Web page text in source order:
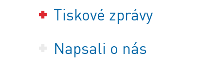
Tiskové zprávy
Napsali o nás